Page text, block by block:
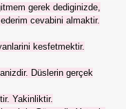
gerek dediginizde,
cevabini almaktir.
kesfetmektir.
Düslerin gerçek
Yakinliktir.